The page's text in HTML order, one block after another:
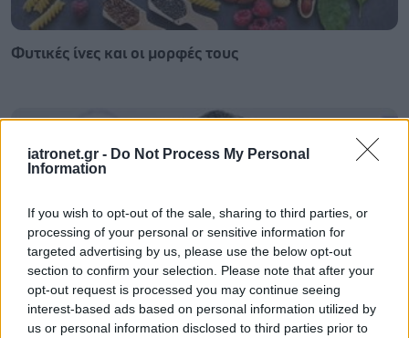
iatronet.gr - Do Not Process My Personal
Information
If you wish to opt-out of the sale, sharing to third parties, or
processing of your personal or sensitive information for
targeted advertising by us, please use the below opt-out
section to confirm your selection. Please note that after your
opt-out request is processed you may continue seeing
interest-based ads based on personal information utilized by
us or personal information disclosed to third parties prior to
Φυτικές ίνες και οι μορφές τους